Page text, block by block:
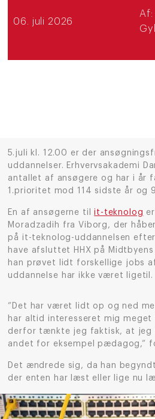
06. juli 2026
Af:
5.juli kl. 12.00 er der
uddannelser. Erhvervsakademi
antallet af ansøgere og har i år
1.prioritet mod 114 sidste år og
En af ansøgerne tilit-teknolog
Moradzadih fra Viborg, der
på it-teknolog-uddannelsen
have afsluttet HHX på
han prøvet lidt forskellige jobs
uddannelse har ikke været ligetil.
”Det har været lidt op og ned
har altid interesseret mig
derfor tænkte jeg faktisk, at jeg
andet for eksempel pædagog,”
Det ændrede sig, da han
der enten har læst eller lige nu